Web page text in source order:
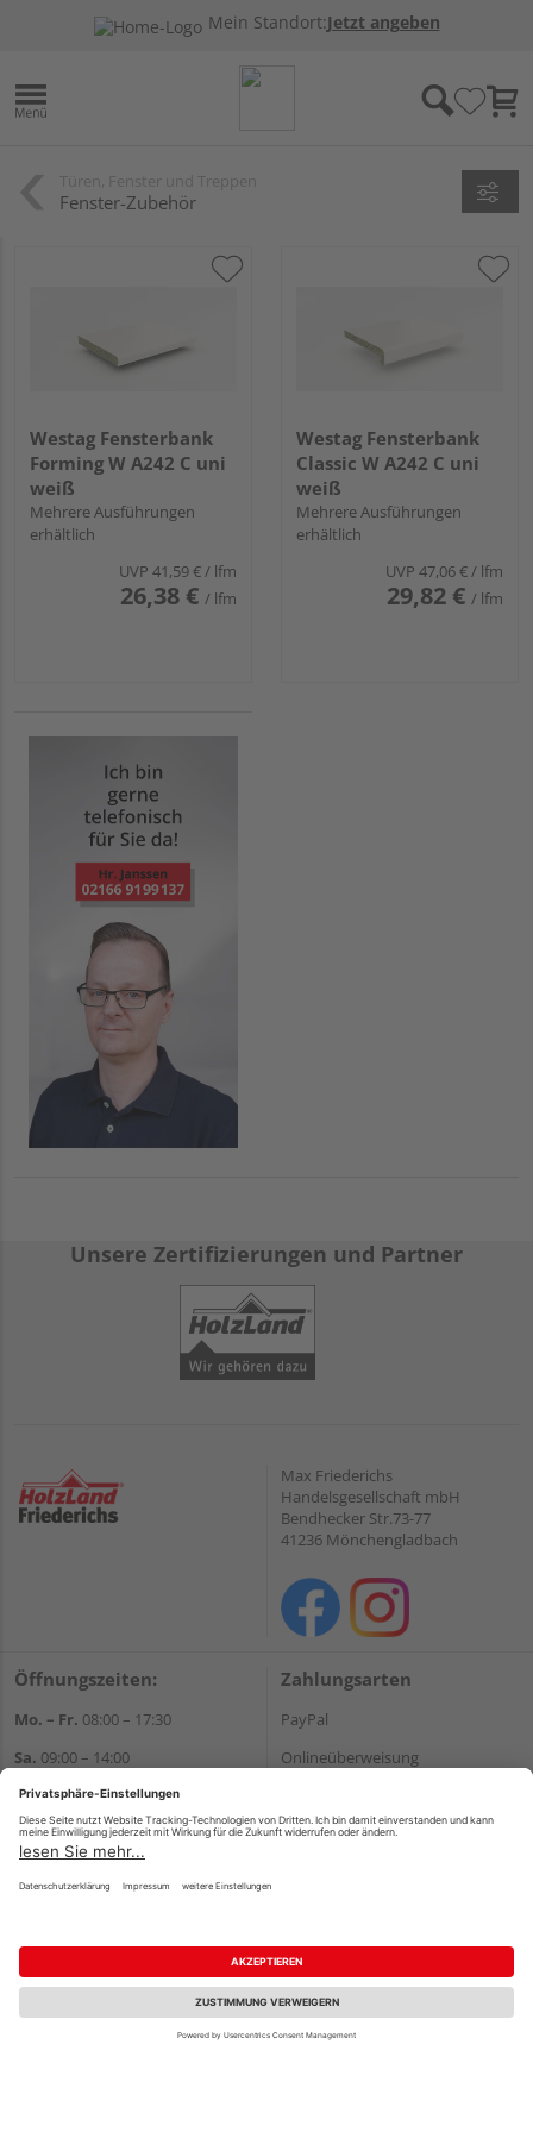
Mein Standort:Jetzt angeben
Fenster-Zubehör
Westag Fensterbank
Forming W A242 C uni
weiß
Mehrere Ausführungen
erhältlich
UVP 41,59 €/ lfm
26,38 € / lfm
Westag Fensterbank
Classic W A242 C uni
weiß
Mehrere Ausführungen
erhältlich
UVP 47,06 €/ lfm
29,82 € / lfm
Unsere Zertifizierungen und Partner
Max Friederichs
Handelsgesellschaft mbH
Bendhecker Str.73-77
41236 Mönchengladbach
Öffnungszeiten:
Mo. – Fr. 08:00 – 17:30
Sa. 09:00 – 14:00
Bitte beachten Sie:
Warenausgabe nur Montag bis
Freitag –keineWarenausgabe am
Samstag
Wir helfen Ihnen gerne
Tel.:+49 2166 9199137
shop@friederichs-gmbh.de
Zahlungsarten
PayPal
Onlineüberweisung
Rechnung*